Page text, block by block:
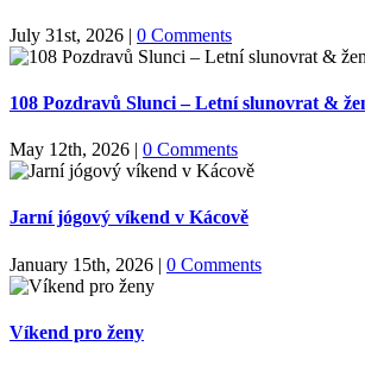
July 31st, 2026 | 0 Comments
108 Pozdravů Slunci – Letní slunovrat &
May 12th, 2026 | 0 Comments
Jarní jógový víkend v Kácově
January 15th, 2026 | 0 Comments
Víkend pro ženy